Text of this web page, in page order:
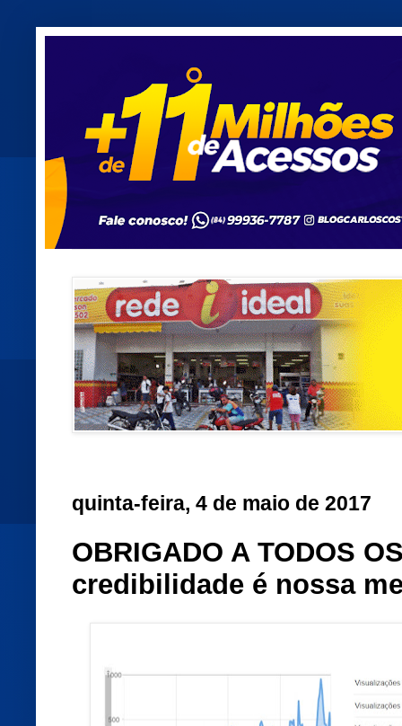
quinta-feira, 4 de maio de 2017
OBRIGADO A TODOS
credibilidade é nossa